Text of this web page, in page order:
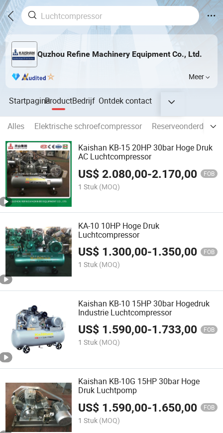
Quzhou Refine Machinery Equipment Co., Ltd.
Meer
StartpaginaProductBedrijf Ontdekcontact
Alles Elektrische schroefcompressor
Kaishan KB-15 20HP 30bar Hoge Druk
AC Luchtcompressor
US$2.080,00-2.170,00 FOB
1 Stuk (MOQ)
KA-10 10HP Hoge Druk
Luchtcompressor
US$ 1.300,00-1.350,00 FOB
1 Stuk (MOQ)
Kaishan KB-10 15HP 30bar Hogedruk
Industrie Luchtcompressor
US$ 1.590,00-1.733,00 FOB
1 Stuk (MOQ)
Kaishan KB-10G 15HP 30bar Hoge
Druk Luchtpomp
US$ 1.590,00-1.650,00 FOB
1 Stuk (MOQ)